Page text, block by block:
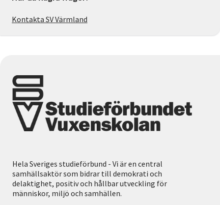
Kontakta SV Värmland
Hela Sveriges studieförbund - Vi är en central
samhällsaktör som bidrar till demokrati och
delaktighet, positiv och hållbar utveckling för
människor, miljö och samhällen.